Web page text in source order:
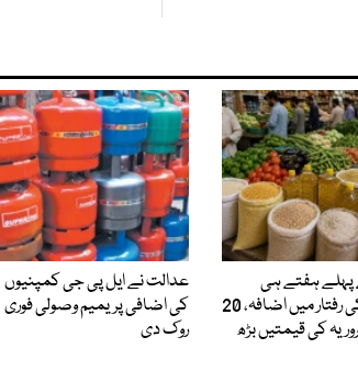
ہفتے ہی
مہنگائی کی رفتار میں اضافہ، 20
کی قیمتیں بڑھ
عدالت نے ایل پی جی کمپنیوں
کی اضافی پریمیم وصولی فوری
روک دی